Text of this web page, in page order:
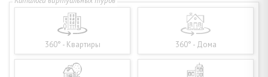
360° - Квартиры 360° - Дома